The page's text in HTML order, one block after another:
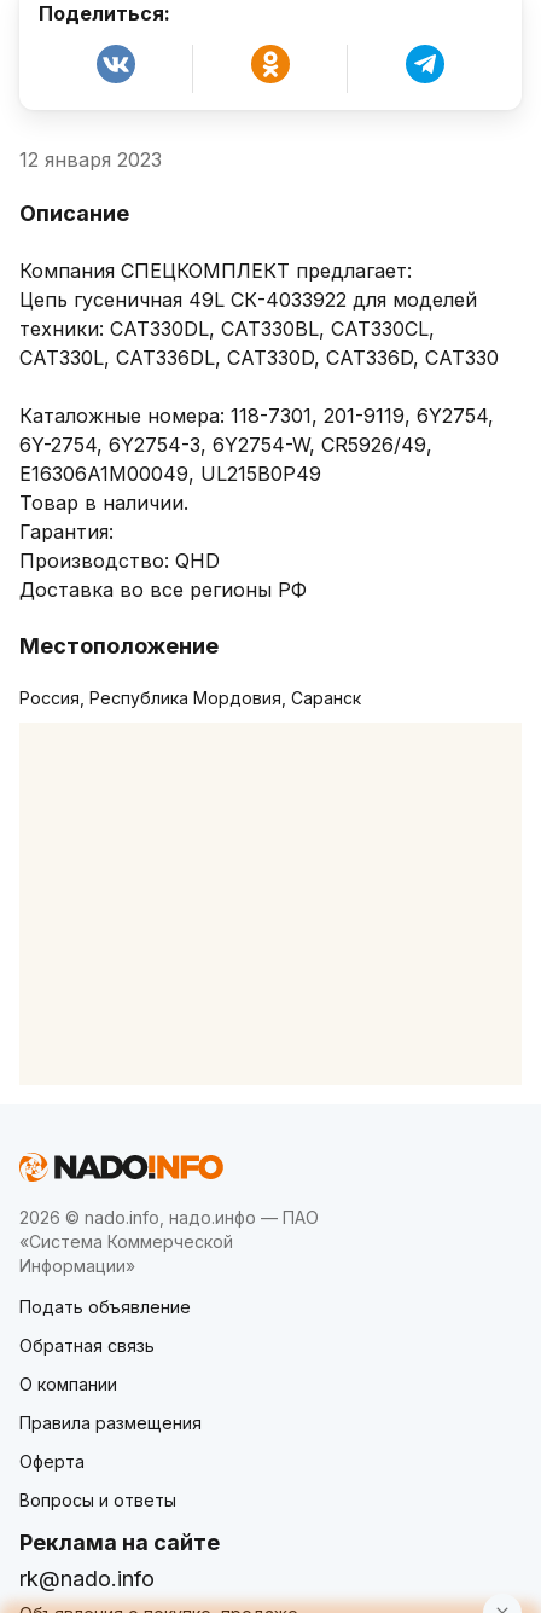
Поделиться:
12 января 2023
Описание
Компания СПЕЦКОМПЛЕКТ предлагает:
Цепь гусеничная 49L СК-4033922 для моделей
техники: CAT330DL, CAT330BL, CAT330CL,
CAT330L, CAT336DL, CAT330D, CAT336D, CAT330
Каталожные номера: 118-7301, 201-9119, 6Y2754,
6Y-2754, 6Y2754-3, 6Y2754-W, CR5926/49,
E16306A1M00049, UL215B0P49
Товар в наличии.
Гарантия:
Производство: QHD
Доставка во все регионы РФ
Местоположение
Россия, Республика Мордовия, Саранск
2026 © nado.info, надо.инфо — ПАО
«Система Коммерческой
Информации»
Подать объявление
Обратная связь
О компании
Правила размещения
Оферта
Вопросы и ответы
Реклама на сайте
rk@nado.info